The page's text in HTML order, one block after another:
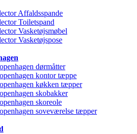
Affaldsspande
Toiletspand
Vasketøjsmøbel
Vasketøjspose
dørmåtter
kontor tæppe
køkken tæpper
skobakker
skoreole
soveværelse tæpper